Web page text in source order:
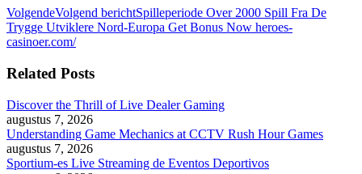
VolgendeVolgend berichtSpilleperiode Over 2000 Spill Fra De
Trygge Utviklere Nord-Europa Get Bonus Now heroes-
casinoer.com/
Related Posts
Discover the Thrill of Live Dealer Gaming
augustus 7, 2026
Understanding Game Mechanics at CCTV Rush Hour Games
augustus 7, 2026
Sportium-es Live Streaming de Eventos Deportivos